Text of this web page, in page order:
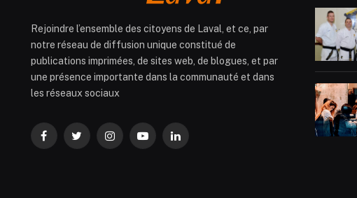
Rejoindre l’ensemble des citoyens de Laval, et ce, par
notre réseau de diffusion unique constitué de
publications imprimées, de sites web, de blogues, et par
une présence importante dans la communauté et dans
les réseaux sociaux
FacebookTwitterInstagramYouTubeLinkedIn